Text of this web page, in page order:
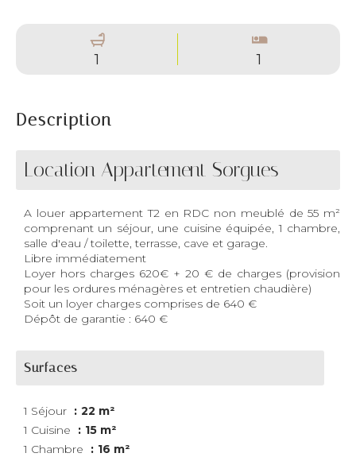
1 1
Description
Location Appartement Sorgues
A louer appartement T2 en RDC non meublé de 55 m²
comprenant un séjour, une cuisine équipée, 1 chambre,
salle d'eau / toilette, terrasse, cave et garage.
Libre immédiatement
Loyer hors charges 620€ + 20 € de charges (provision
pour les ordures ménagères et entretien chaudière)
Soit un loyer charges comprises de 640 €
Dépôt de garantie : 640 €
Surfaces
1 Séjour
22 m²
1 Cuisine
15 m²
1 Chambre
16 m²